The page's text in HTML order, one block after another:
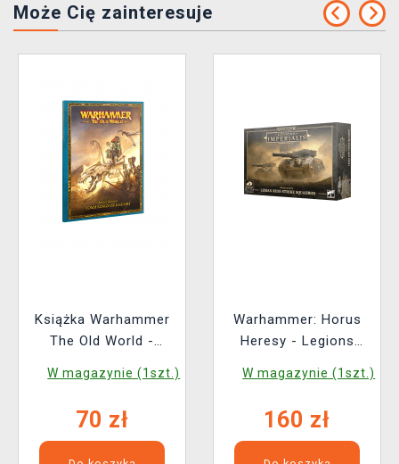
Może Cię zainteresuje
Książka Warhammer
The Old World -
Kings of Khemri
W magazynie (1szt.)
70 zł
Warhammer: Horus
Heresy - Legions
Auxilia Leman Russ
figurek)
W magazynie (1szt.)
160 zł